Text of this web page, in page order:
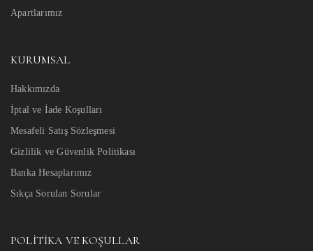
Apartlarımız
KURUMSAL
Hakkımızda
İptal ve İade Koşulları
Mesafeli Satış Sözleşmesi
Gizlilik ve Güvenlik Politikası
Banka Hesaplarımız
Sıkça Sorulan Sorular
POLITIKA VE KOŞULLAR